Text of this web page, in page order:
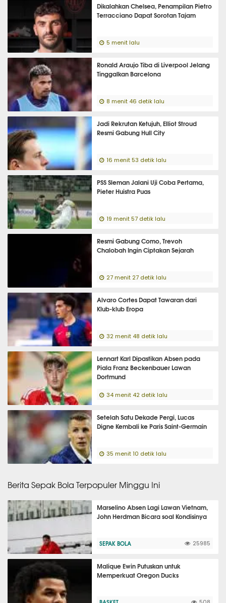
Dikalahkan Chelsea, Penampilan Pietro
Terracciano Dapat Sorotan Tajam
5 menit lalu
Ronald Araujo Tiba di Liverpool Jelang
Tinggalkan Barcelona
8 menit 46 detik lalu
Jadi Rekrutan Ketujuh, Elliot Stroud
Resmi Gabung Hull City
16 menit 53 detik lalu
PSS Sleman Jalani Uji Coba Pertama,
Pieter Huistra Puas
19 menit 57 detik lalu
Resmi Gabung Como, Trevoh
Chalobah Ingin Ciptakan Sejarah
27 menit 27 detik lalu
Alvaro Cortes Dapat Tawaran dari
Klub-klub Eropa
32 menit 48 detik lalu
Lennart Karl Dipastikan Absen pada
Piala Franz Beckenbauer Lawan
Dortmund
34 menit 42 detik lalu
Setelah Satu Dekade Pergi, Lucas
Digne Kembali ke Paris Saint-Germain
35 menit 10 detik lalu
Berita Sepak Bola Terpopuler Minggu Ini
Marselino Absen Lagi Lawan Vietnam,
John Herdman Bicara soal Kondisinya
SEPAK BOLA 25985
Malique Ewin Putuskan untuk
Memperkuat Oregon Ducks